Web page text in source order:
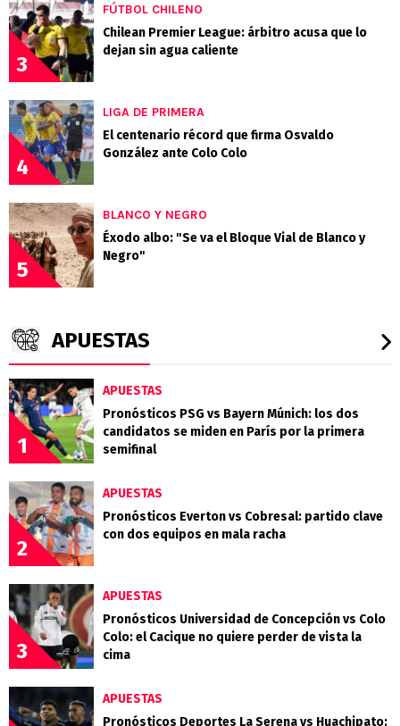
3
FÚTBOL CHILENO
Chilean Premier League: árbitro acusa que lo
dejan sin agua caliente
4
LIGA DE PRIMERA
El centenario récord que firma Osvaldo
González ante Colo Colo
5
BLANCO Y NEGRO
Éxodo albo: "Se va el Bloque Vial de Blanco y
Negro"
APUESTAS
1
APUESTAS
Pronósticos PSG vs Bayern Múnich: los dos
candidatos se miden en París por la primera
semifinal
2
APUESTAS
Pronósticos Everton vs Cobresal: partido clave
con dos equipos en mala racha
3
APUESTAS
Pronósticos Universidad de Concepción vs Colo
Colo: el Cacique no quiere perder de vista la
cima
APUESTAS
Pronósticos Deportes La Serena vs Huachipato: